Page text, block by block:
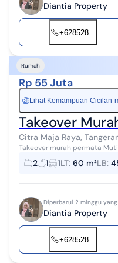
Diantia Property
+628528...
Rumah
Rp 55 Juta
Rp Lihat Kemampuan Cicilan-
Takeover
Citra Maja Raya,
Takeover murah permata Mutiara
60m LB 45m Sudah full renovasi Cicilan 2,178,000 Tenor 25
Sudah masuk 80 bul...
2 1 1LT: 60 m²LB:
Diperbarui 2 minggu
Diantia Property
+628528...